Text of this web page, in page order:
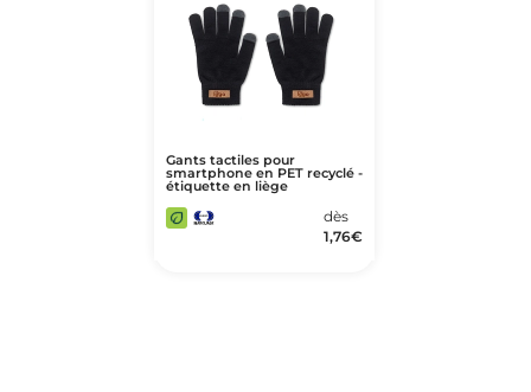
Gants tactiles pour
smartphone en PET recyclé -
étiquette en liège
dès
1,76€